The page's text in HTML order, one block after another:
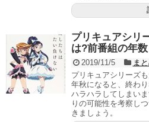
プリキュアシリ
は?前番組の年
2019/11/5 ま
プリキュアシリーズ
年秋になると、終わ
ハラハラしてしまい
りの可能性を考察し
きましょう。